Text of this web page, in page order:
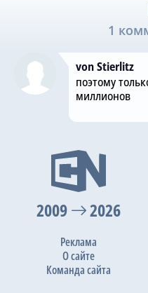
1
von Stierlitz
поэтому
миллионов
2009 2026
Реклама
О сайте
Команда сайта